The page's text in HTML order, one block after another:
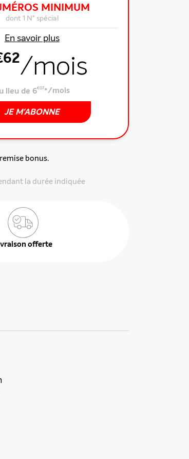
MINIMUM
dont 1 N° spécial
En savoir plus
/mois
lieu de 6€07*/mois
JE M'ABONNE
bonus.
la durée indiquée
offerte